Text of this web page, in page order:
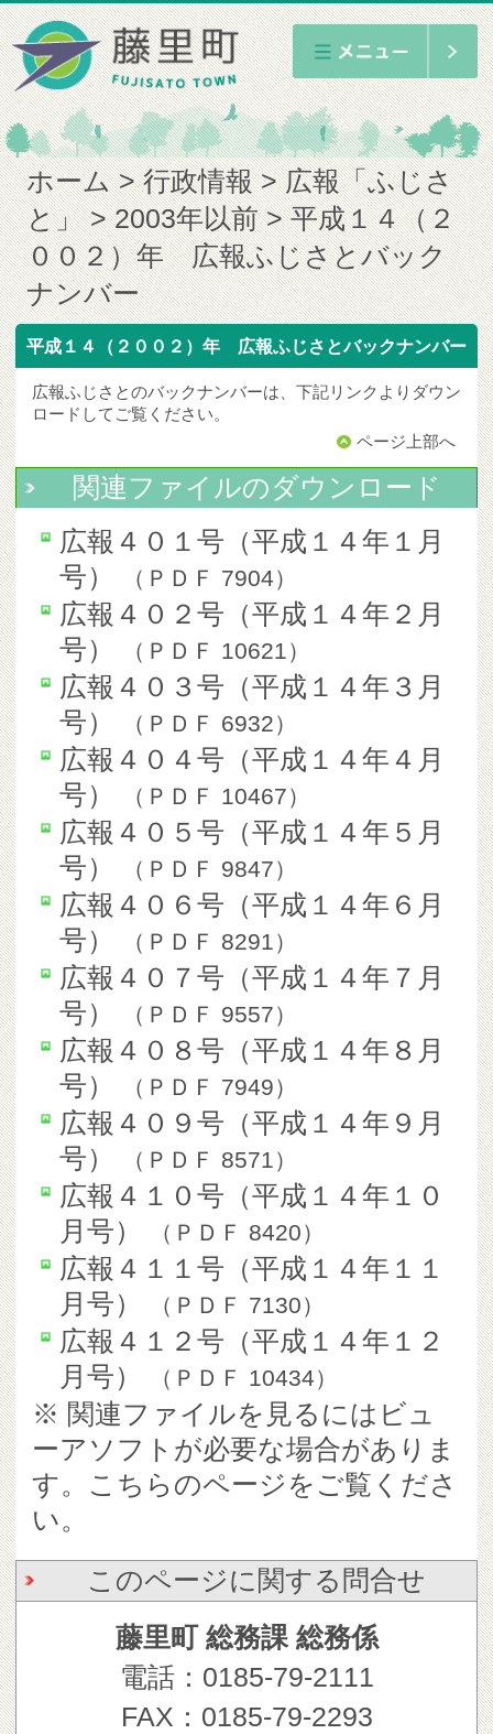
ホーム 行政情報
広報「ふじさ
と」
2003年以前
平成１４（２
００２）年 広報ふじさとバック
ナンバー
平成１４（２００２）年 広報ふじさとバックナンバー
広報ふじさとのバックナンバーは、下記リンクよりダウン
ロードしてご覧ください。
ページ上部へ
関連ファイルのダウンロード
広報４０１号（平成１４年１月
号）
（ ＰＤＦ 7904）
広報４０２号（平成１４年２月
号）
（ ＰＤＦ 10621）
広報４０３号（平成１４年３月
号）
（ ＰＤＦ 6932）
広報４０４号（平成１４年４月
号）
（ ＰＤＦ 10467）
広報４０５号（平成１４年５月
号）
（ ＰＤＦ 9847）
広報４０６号（平成１４年６月
号）
（ ＰＤＦ 8291）
広報４０７号（平成１４年７月
号）
（ ＰＤＦ 9557）
広報４０８号（平成１４年８月
号）
（ ＰＤＦ 7949）
広報４０９号（平成１４年９月
号）
（ ＰＤＦ 8571）
広報４１０号（平成１４年１０
月号）
（ ＰＤＦ 8420）
広報４１１号（平成１４年１１
月号）
（ ＰＤＦ 7130）
広報４１２号（平成１４年１２
月号）
（ ＰＤＦ 10434）
※ 関連ファイルを見るにはビュ
ーアソフトが必要な場合がありま
す。こちらのページをご覧くださ
い。
このページに関する問合せ
藤里町 総務課 総務係
電話：0185-79-2111
FAX：0185-79-2293